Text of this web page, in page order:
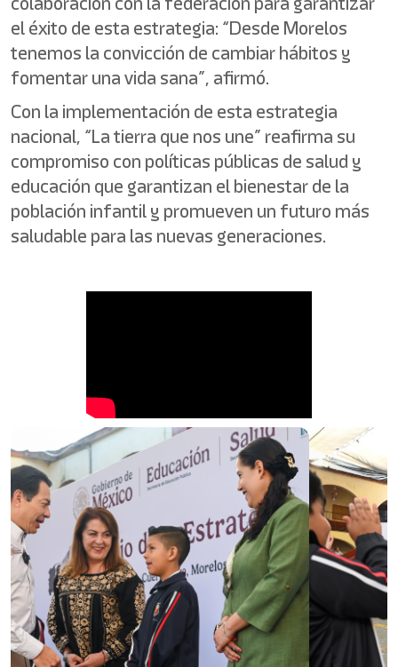
el éxito de esta estrategia: “Desde Morelos
tenemos la convicción de cambiar hábitos y
fomentar una vida sana”, afirmó.
Con la implementación de esta estrategia
nacional, “La tierra que nos une” reafirma su
compromiso con políticas públicas de salud y
educación que garantizan el bienestar de la
población infantil y promueven un futuro más
saludable para las nuevas generaciones.